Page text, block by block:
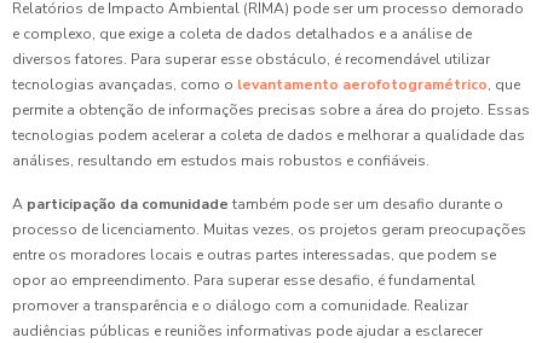
Relatórios de Impacto Ambiental (RIMA) pode ser um processo demorado
e complexo, que exige a coleta de dados detalhados e a análise de
diversos fatores. Para superar esse obstáculo, é recomendável utilizar
tecnologias avançadas, como o levantamento aerofotogramétrico, que
permite a obtenção de informações precisas sobre a área do projeto. Essas
tecnologias podem acelerar a coleta de dados e melhorar a qualidade das
análises, resultando em estudos mais robustos e confiáveis.
A participação da comunidade também pode ser um desafio durante o
processo de licenciamento. Muitas vezes, os projetos geram preocupações
entre os moradores locais e outras partes interessadas, que podem se
opor ao empreendimento. Para superar esse desafio, é fundamental
promover a transparência e o diálogo com a comunidade. Realizar
audiências públicas e reuniões informativas pode ajudar a esclarecer